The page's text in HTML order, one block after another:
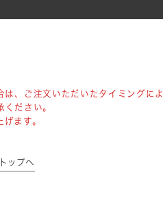
は、ご注文いただいたタイミングに
ださい。
ます。
ップへ